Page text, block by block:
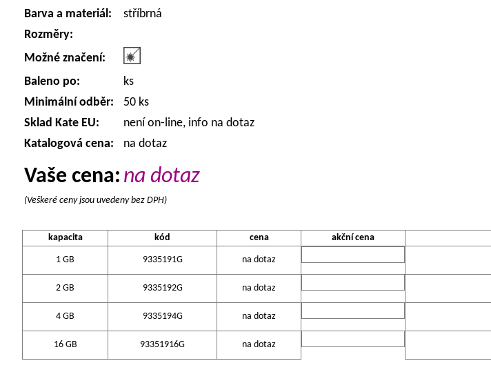
Barva a materiál:
stříbrná
Rozměry:
Možné značení:
Baleno po:
ks
Minimální odběr:
50 ks
Sklad Kate EU:
není on-line, info na dotaz
Katalogová cena:
na dotaz
Vaše cena: na dotaz
(Veškeré ceny jsou uvedeny bez DPH)
kapacita kód cena akční cena
1 GB 9335191G na dotaz
2 GB 9335192G na dotaz
4 GB 9335194G na dotaz
16 GB 93351916G na dotaz